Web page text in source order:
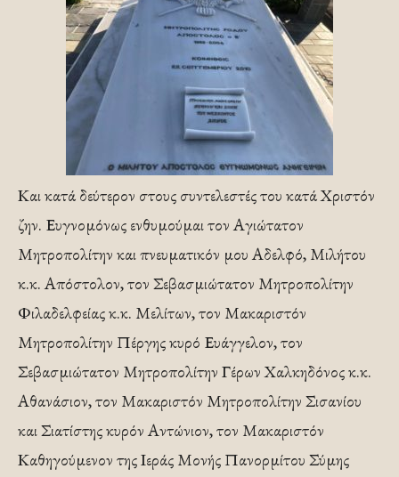
Και κατά δεύτερον στους συντελεστές του κατά Χριστόν
ζην. Ευγνομόνως ενθυμούμαι τον Αγιώτατον
Μητροπολίτην και πνευματικόν μου Αδελφό, Μιλήτου
κ.κ. Απόστολον, τον Σεβασμιώτατον Μητροπολίτην
Φιλαδελφείας κ.κ. Μελίτων, τον Μακαριστόν
Μητροπολίτην Πέργης κυρό Ευάγγελον, τον
Σεβασμιώτατον Μητροπολίτην Γέρων Χαλκηδόνος κ.κ.
Αθανάσιον, τον Μακαριστόν Μητροπολίτην Σισανίου
και Σιατίστης κυρόν Αντώνιον, τον Μακαριστόν
Καθηγούμενον της Ιεράς Μονής Πανορμίτου Σύμης